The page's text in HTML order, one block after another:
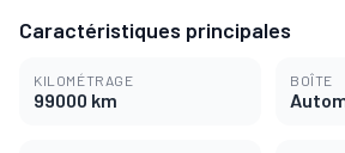
Caractéristiques principales
KILOMÉTRAGE
99000 km
BOÎTE